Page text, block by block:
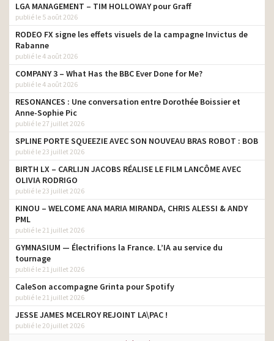
LGA MANAGEMENT – TIM HOLLOWAY pour Graff
publié le 5 août 2026
RODEO FX signe les effets visuels de la campagne Invictus de
Rabanne
publié le 4 août 2026
COMPANY 3 – What Has the BBC Ever Done for Me?
publié le 4 août 2026
RESONANCES : Une conversation entre Dorothée Boissier et
Anne-Sophie Pic
publié le 27 juillet 2026
SPLINE PORTE SQUEEZIE AVEC SON NOUVEAU BRAS ROBOT : BOB
publié le 23 juillet 2026
BIRTH LX – CARLIJN JACOBS RÉALISE LE FILM LANCÔME AVEC
OLIVIA RODRIGO
publié le 23 juillet 2026
KINOU – WELCOME ANA MARIA MIRANDA, CHRIS ALESSI & ANDY
PML
publié le 21 juillet 2026
GYMNASIUM — Électrifions la France. L’IA au service du
tournage
publié le 21 juillet 2026
CaleSon accompagne Grinta pour Spotify
publié le 21 juillet 2026
JESSE JAMES MCELROY REJOINT LA\PAC !
publié le 20 juillet 2026